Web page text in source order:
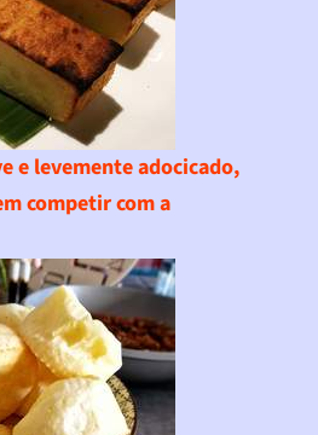
e levemente adocicado,
competir com a